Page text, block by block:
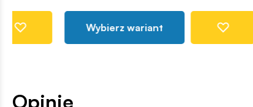
Wybierz wariant
Opinie